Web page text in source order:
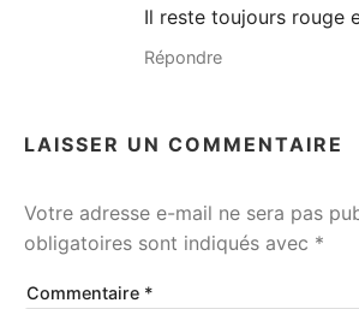
Il reste toujours rouge
Répondre
LAISSER UN COMMENTAIRE
Votre adresse e-mail ne sera pas
obligatoires sont indiqués avec *
Commentaire *